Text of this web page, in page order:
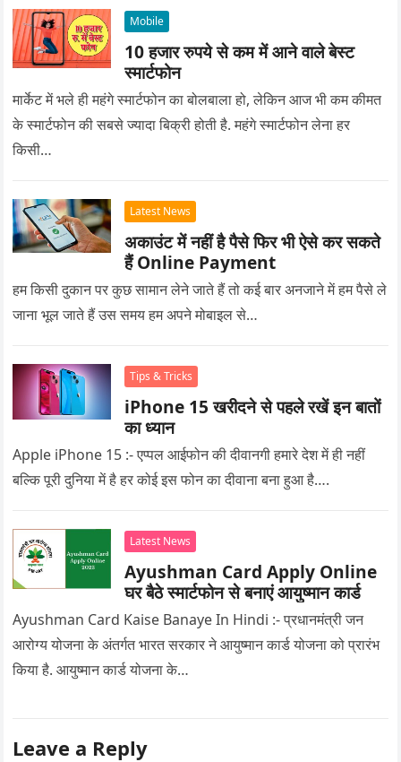
Mobile
10 हजार रुपये से कम में आने वाले बेस्ट
स्मार्टफोन
मार्केट में भले ही महंगे स्मार्टफोन का बोलबाला हो, लेकिन आज भी कम कीमत
के स्मार्टफोन की सबसे ज्यादा बिक्री होती है. महंगे स्मार्टफोन लेना हर
किसी…
Latest News
अकाउंट में नहीं है पैसे फिर भी ऐसे कर सकते
हैं Online Payment
हम किसी दुकान पर कुछ सामान लेने जाते हैं तो कई बार अनजाने में हम पैसे ले
जाना भूल जाते हैं उस समय हम अपने मोबाइल से…
Tips & Tricks
iPhone 15 खरीदने से पहले रखें इन बातों
का ध्यान
Apple iPhone 15 :- एप्पल आईफोन की दीवानगी हमारे देश में ही नहीं
बल्कि पूरी दुनिया में है हर कोई इस फोन का दीवाना बना हुआ है….
Latest News
Ayushman Card Apply Online
घर बैठे स्मार्टफोन से बनाएं आयुष्मान कार्ड
Ayushman Card Kaise Banaye In Hindi :- प्रधानमंत्री जन
आरोग्य योजना के अंतर्गत भारत सरकार ने आयुष्मान कार्ड योजना को प्रारंभ
किया है. आयुष्मान कार्ड योजना के…
Leave a Reply